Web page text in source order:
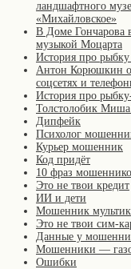
ландшафтного
«Михайловское»
В Доме Гончарова
музыкой Моцарта
История про
Антон Корюшкин
соцсетях и
История про
Толстолобик
Дипфейк
Психолог
Курьер мошенник
Код придёт
10 фраз
Это не твои кредит
ИИ и дети
Мошенник мультик
Это не твои сим-
Данные у
Мошенники —
Ошибки